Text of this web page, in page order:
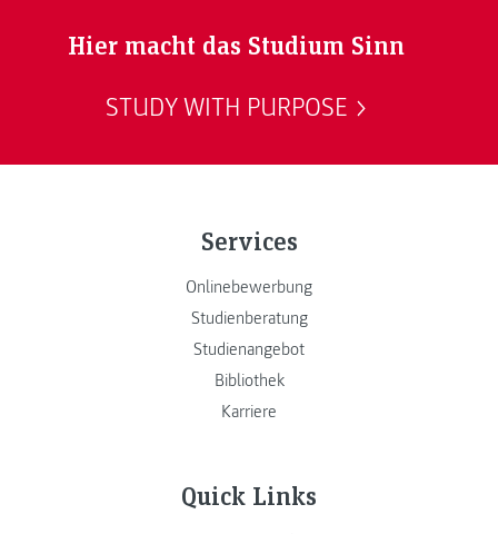
Hier macht das Studium Sinn
STUDY WITH PURPOSE
Services
Onlinebewerbung
Studienberatung
Studienangebot
Bibliothek
Karriere
Quick Links